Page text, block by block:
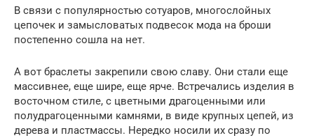
В связи с популярностью сотуаров, многослойных
цепочек и замысловатых подвесок мода на броши
постепенно сошла на нет.
А вот браслеты закрепили свою славу. Они стали еще
массивнее, еще шире, еще ярче. Встречались изделия в
восточном стиле, с цветными драгоценными или
полудрагоценными камнями, в виде крупных цепей, из
дерева и пластмассы. Нередко носили их сразу по